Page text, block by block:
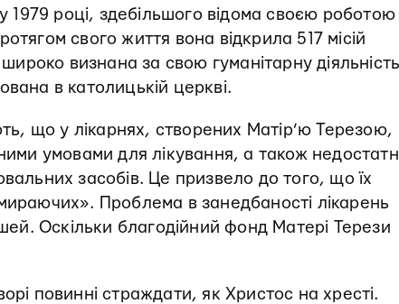
1979 році, здебільшого відома своєю роботою
свого життя вона відкрила 517 місій
визнана за свою гуманітарну
в католицькій церкві.
що у лікарнях, створених Матір’ю Терезою,
умовами для лікування, а також
засобів. Це призвело до того, що їх
Проблема в занедбаності лікарень
Оскільки благодійний фонд Матері Терези
повинні страждати, як Христос на хресті.